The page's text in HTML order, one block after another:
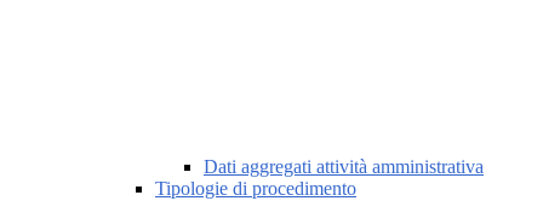
Dati aggregati attività amministrativa
Tipologie di procedimento